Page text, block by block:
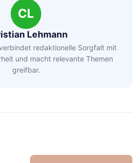
CL
Lehmann
redaktionelle Sorgfalt mit
und macht relevante Themen
greifbar.